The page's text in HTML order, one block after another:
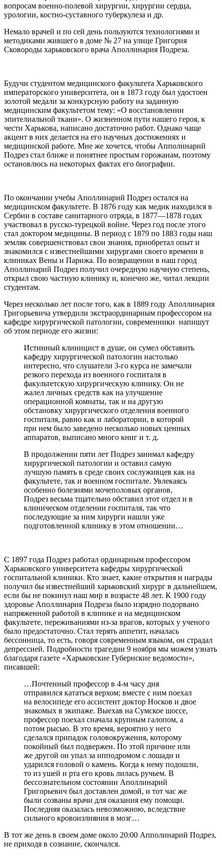
вопросам военно-полевой хирургии, хирургии сердца,
урологии, костно-суставного туберкулеза и др.
Немало врачей и по сей день пользуются технологиями и
методиками жившего в доме № 27 на улице Григория
Сковороды харьковского врача Аполлинария Подреза.
Будучи студентом медицинского факультета Харьковского
императорского университета, он в 1873 году был удостоен
золотой медали за конкурсную работу на заданную
медицинским факультетом тему: «О восстановлении
эпителиальной ткани». О жизненном пути нашего героя, к
чести Харькова, написано достаточно работ. Однако чаще
акцент в них делается на его научных достижениях и
медицинской работе. Мне же хочется, чтобы Апполинарий
Подрез стал ближе и понятнее простым горожанам, поэтому
остановлюсь на некоторых фактах его биографии.
По окончании учебы Аполлинарий Подрез остался на
медицинском факультете. В 1876 году как медик находился в
Сербии в составе санитарного отряда, в 1877—1878 годах
участвовал в русско-турецкой войне. Через год после этого
стал доктором медицины. В период с 1879 по 1883 годы наш
земляк совершенствовал свои знания, приобретал опыт и
знакомился с известнейшими хирургами своего времени в
клиниках Вены и Парижа. По возвращении в наш город
Аполлинарий Подрез получил очередную научную степень,
открыл свою частную клинику и, конечно же, читал лекции
студентам.
Через несколько лет после того, как в 1889 году Аполлинария
Григорьевича утвердили экстраординарным профессором на
кафедре хирургической патологии, современники напишут
об этом периоде его жизни:
Истинный клиницист в душе, он сумел обставить
кафедру хирургической патологии настолько
интересно, что слушатели 3-го курса не замечали
резкого перехода из военного госпиталя в
факультетскую хирургическую клинику. Он не
жалел личных средств как на улучшение
операционной комнаты, так и на другую
обстановку хирургического отделения военного
госпиталя, равно как и лаборатории, в которой
при нем было заведено несколько новых ценных
аппаратов, выписано много книг и т. д.
В продолжении пяти лет Подрез занимал кафедру
хирургической патологии и оставил самую
лучшую память в среде своих сослуживцев как на
факультете, так и военном госпитале. Увлекаясь
особенно болезнями мочеполовых органов,
Подрез весьма тщательно обставил этот отдел и в
клиническом отделении госпиталя, так что
последующие за ним хирурги нашли уже
подготовленной клинику в этом отношении…
С 1897 года Подрез работал ординарным профессором
Харьковского университета кафедры хирургической
госпитальной клиники. Кто знает, какие открытия и награды
получил бы известнейший харьковский хирург в дальнейшем,
если бы не покинул наш мир в возрасте 48 лет. К 1900 году
здоровье Аполлинария Подреза было изрядно подорвано
напряженной работой в клинике и на медицинском
факультете, переживаниями из-за врагов, которых у ученого
было предостаточно. Стал терять аппетит, началась
бессонница, то есть, говоря современным языком, он страдал
депрессией. Подробности трагедии 9 ноября мы можем узнать
благодаря газете «Харьковские Губернские ведомости»,
писавшей:
…Почтенный профессор в 4-м часу дня
отправился кататься верхом; вместе с ним поехал
на велосипеде его ассистент доктор Носков и двое
знакомых в экипаже. Выехав на Сумское шоссе,
профессор поехал сначала крупным галопом, а
потом рысью. В это время, вероятно у него
сделался припадок головокружения, которому
покойный был подвержен. По этой причине или
же другой он упал за ипподромом с лошади и
ударился головой о камень. Когда к нему подошли,
то из ушей и рта его кровь лилась ручьем. В
бессознательном состоянии Аполлинарий
Григорьевич был доставлен домой, и тот час же
были созваны врачи для оказания ему помощи.
Последняя оказалась невозможною, вследствие
сильного кровоизлияния в мозг…
В тот же день в своем доме около 20:00 Апполинарий Подрез,
не приходя в сознание, скончался.